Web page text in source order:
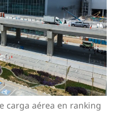
carga aérea en ranking